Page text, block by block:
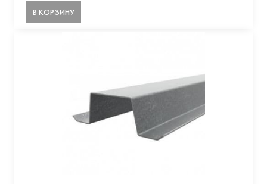
В КОРЗИНУ